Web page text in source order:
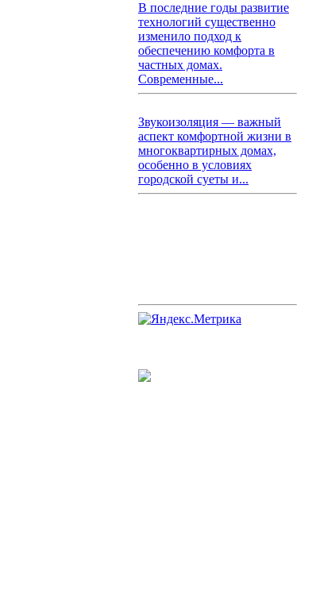
В последние годы развитие
технологий существенно
изменило подход к
обеспечению комфорта в
частных домах.
Современные...
Звукоизоляция — важный
аспект комфортной жизни в
многоквартирных домах,
особенно в условиях
городской суеты и...